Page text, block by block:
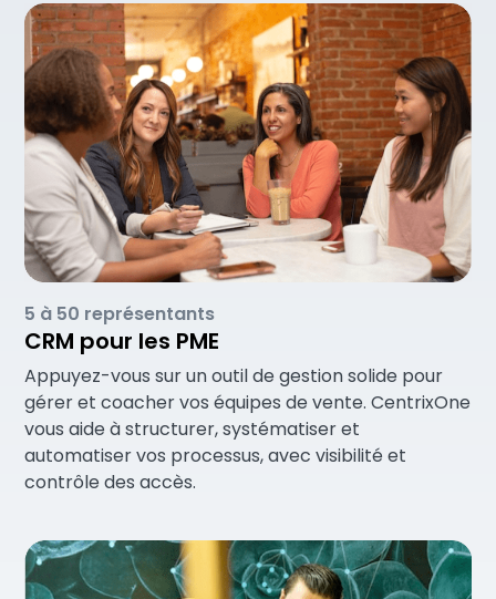
5 à 50 représentants
CRM pour les PME
Appuyez-vous sur un outil de gestion solide pour
gérer et coacher vos équipes de vente. CentrixOne
vous aide à structurer, systématiser et
automatiser vos processus, avec visibilité et
contrôle des accès.